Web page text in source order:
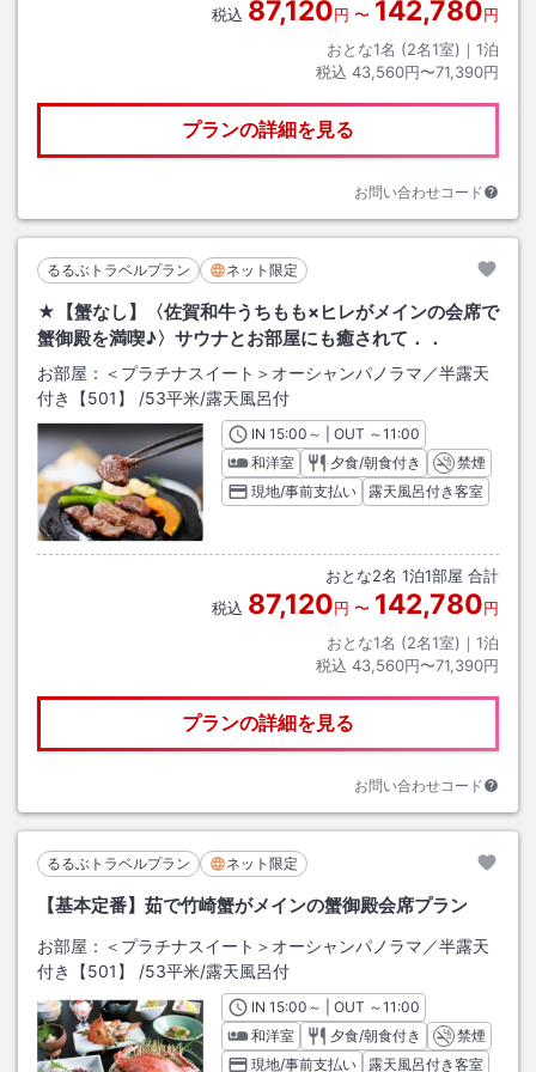
税込 87,120円 〜 142,780円
おとな1名 (2名1室)｜ 1泊
税込 43,560円〜71,390円
プランの詳細を見る
お問い合わせコード
るるぶトラベルプラン ネット限定
★【蟹なし】〈佐賀和牛うちもも×ヒレがメインの会席で
蟹御殿を満喫♪〉サウナとお部屋にも癒されて．．
お部屋： ＜プラチナスイート＞オーシャンパノラマ／半露天
付き【501】
/53平米/露天風呂付
INチェックイン
15:00 ～ | OUT チェックアウト
～11:00
和洋室
夕食/朝食付き
禁煙
現地/事前支払い
露天風呂付き客室
おとな2名 1泊1部屋 合計
税込 87,120円 〜 142,780円
おとな1名 (2名1室)｜ 1泊
税込 43,560円〜71,390円
プランの詳細を見る
お問い合わせコード
るるぶトラベルプラン ネット限定
【基本定番】茹で竹崎蟹がメインの蟹御殿会席プラン
お部屋： ＜プラチナスイート＞オーシャンパノラマ／半露天
付き【501】
/53平米/露天風呂付
INチェックイン
15:00 ～ | OUT チェックアウト
～11:00
和洋室
夕食/朝食付き
禁煙
現地/事前支払い
露天風呂付き客室